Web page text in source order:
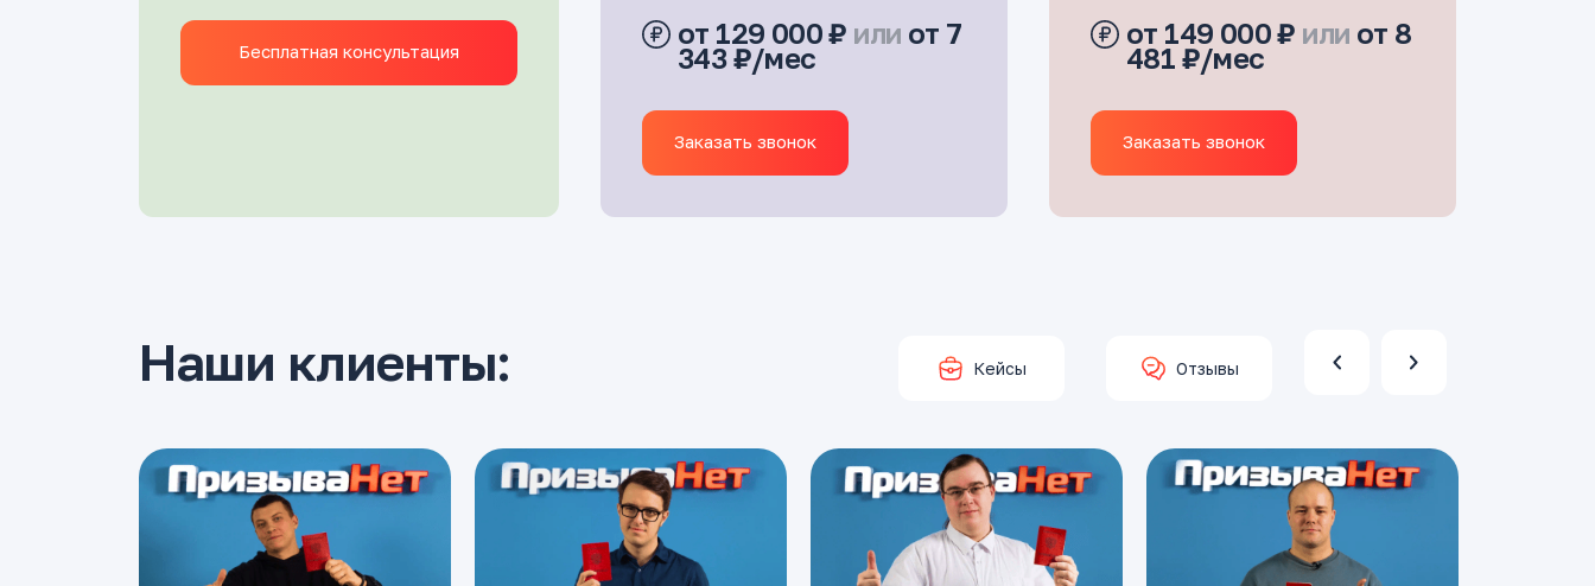
Бесплатная консультация
от 129 000 ₽ или от 7
343 ₽/мес
Заказать звонок
от 149 000 ₽ или от 8
481 ₽/мес
Заказать звонок
Наши клиенты: Кейсы Отзывы